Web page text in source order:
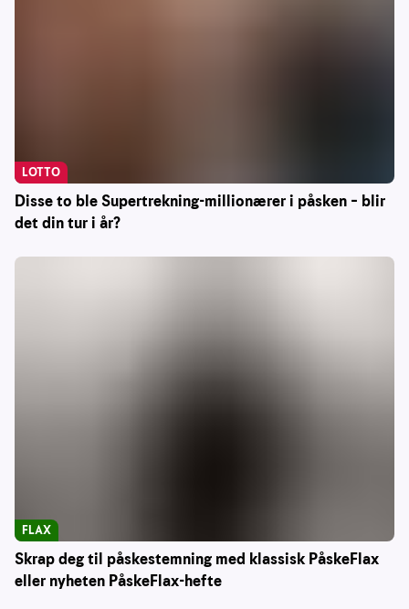
Disse to ble Supertrekning-millionærer i påsken – blir
det din tur i år?
LOTTO
Skrap deg til påskestemning med klassisk PåskeFlax
eller nyheten PåskeFlax-hefte
FLAX